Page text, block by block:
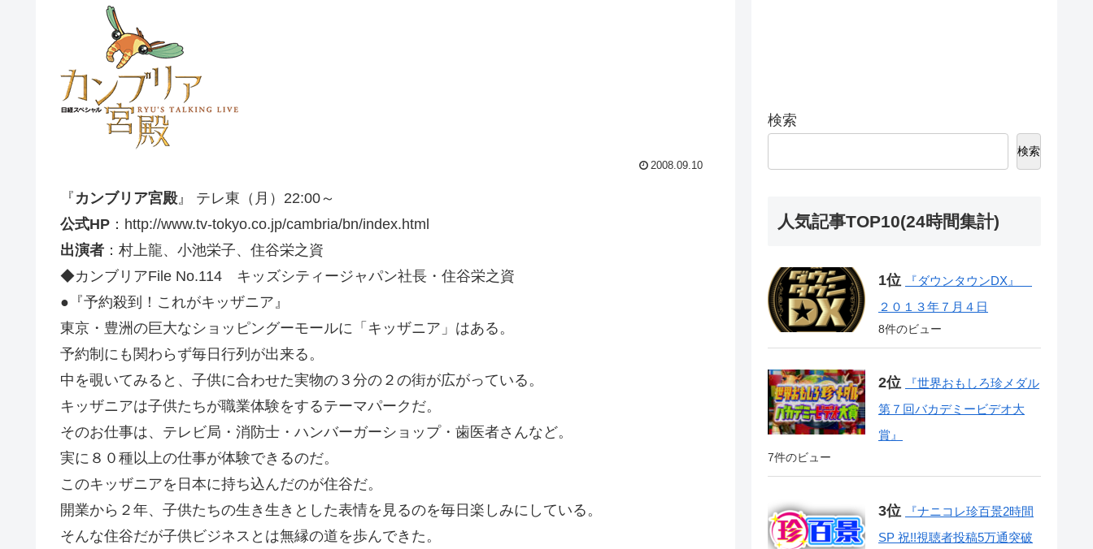
2008.09.10
『 カンブリア宮殿』 テレ東（月）22:00～
公式HP ：http://www.tv-tokyo.co.jp/cambria/bn/index.html
出演者 ：村上龍、小池栄子、住谷栄之資
◆カンブリアFile No.114 キッズシティージャパン社長・住谷栄之資
●『予約殺到！これがキッザニア』
東京・豊洲の巨大なショッピングーモールに「キッザニア」はある。
予約制にも関わらず毎日行列が出来る。
中を覗いてみると、子供に合わせた実物の３分の２の街が広がっている。
キッザニアは子供たちが職業体験をするテーマパークだ。
そのお仕事は、テレビ局・消防士・ハンバーガーショップ・歯医者さんなど。
実に８０種以上の仕事が体験できるのだ。
このキッザニアを日本に持ち込んだのが住谷だ。
開業から２年、子供たちの生き生きとした表情を見るのを毎日楽しみにしている。
そんな住谷だが子供ビジネスとは無縁の道を歩んできた。
検索
検索
人気記事TOP10(24時間集計)
『ダウンタウンDX』
２０１３年７月４日
8件のビュー
『世界おもしろ珍メダル
第７回バカデミービデオ大
賞』
7件のビュー
『ナニコレ珍百景2時間
SP 祝!!視聴者投稿5万通突破